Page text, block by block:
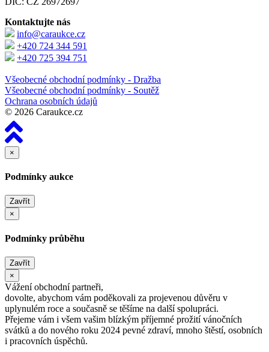
Kontaktujte nás
info@caraukce.cz
+420 724 344 591
+420 725 394 751
Všeobecné obchodní podmínky - Dražba
Všeobecné obchodní podmínky - Soutěž
Ochrana osobních údajů
© 2026 Caraukce.cz
×
Podmínky aukce
Zavřít
×
Podmínky průběhu
Zavřít
×
Vážení obchodní partneři,
dovolte, abychom vám poděkovali za projevenou důvěru v
uplynulém roce a současně se těšíme na další spolupráci.
Přejeme vám i všem vašim blízkým příjemné prožití vánočních
svátků a do nového roku 2024 pevné zdraví, mnoho štěstí, osobních
i pracovních úspěchů.